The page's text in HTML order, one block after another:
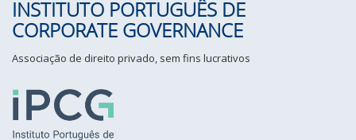
INSTITUTO PORTUGUÊS DE
CORPORATE GOVERNANCE
Associação de direito privado, sem fins lucrativos